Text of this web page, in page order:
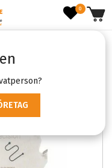
0
165mm / 20t